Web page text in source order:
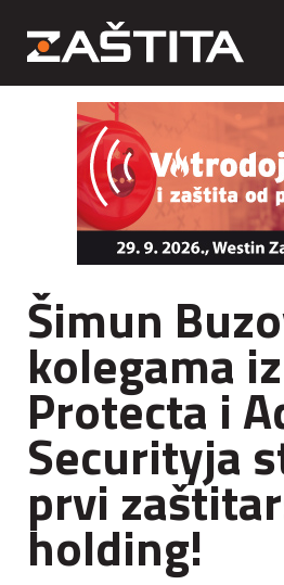
Šimun
kolegama iz
Protecta i
Securityja
prvi
holding!